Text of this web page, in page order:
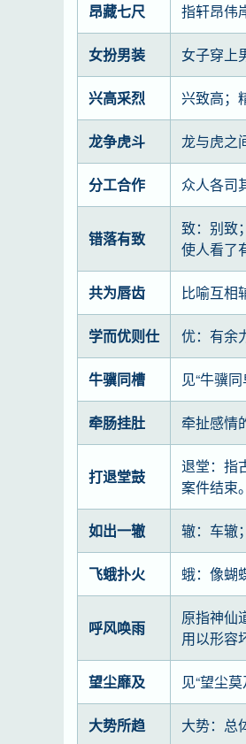
昂藏七尺 指轩昂伟
女扮男装 女子穿上
兴高采烈 兴致高；
龙争虎斗 龙与虎之
分工合作 众人各司
错落有致
致：别致
使人看了
共为唇齿 比喻互相
学而优则仕 优：有余
牛骥同槽 见“牛骥同
牵肠挂肚 牵扯感情
打退堂鼓
退堂：指
案件结束
如出一辙 辙：车辙
飞蛾扑火 蛾：像蝴
呼风唤雨
原指神仙
用以形容
望尘靡及 见“望尘莫
大势所趋 大势：总